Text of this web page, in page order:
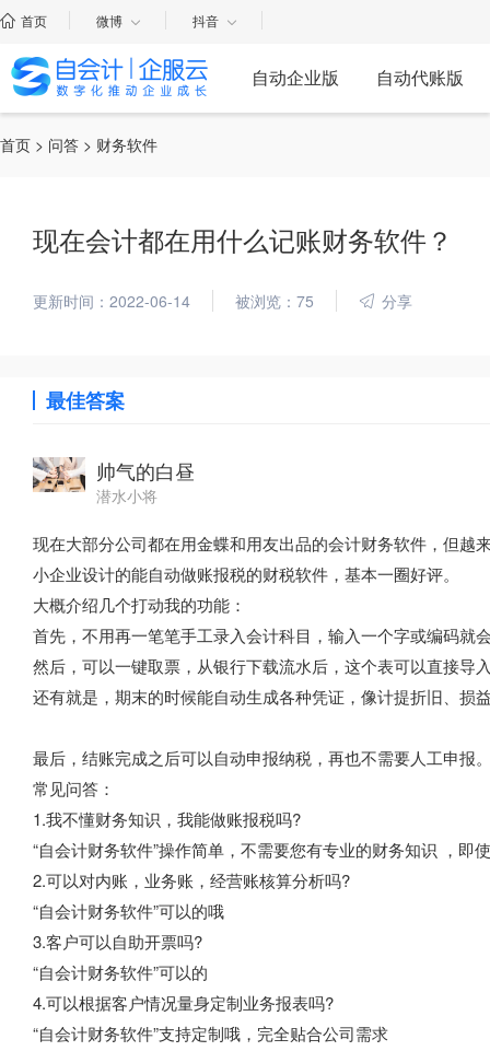
首页 微博 抖音
自动企业版 自动代账版
首页 > 问答 > 财务软件
现在会计都在用什么记账财务软件？
更新时间：2022-06-14 被浏览：75 分享
最佳答案
帅气的白昼
潜水小将
现在大部分公司都在用金蝶和用友出品的会计财务软件，但
小企业设计的能自动做账报税的财税软件，基本一圈好评。
大概介绍几个打动我的功能：
首先，不用再一笔笔手工录入会计科目，输入一个字或编码就
然后，可以一键取票，从银行下载流水后，这个表可以直接导
还有就是，期末的时候能自动生成各种凭证，像计提折旧、损
最后，结账完成之后可以自动申报纳税，再也不需要人工申报
常见问答：
1.我不懂财务知识，我能做账报税吗?
“自会计财务软件”操作简单，不需要您有专业的财务知识 ，即
2.可以对内账，业务账，经营账核算分析吗?
“自会计财务软件”可以的哦
3.客户可以自助开票吗?
“自会计财务软件”可以的
4.可以根据客户情况量身定制业务报表吗?
“自会计财务软件”支持定制哦，完全贴合公司需求